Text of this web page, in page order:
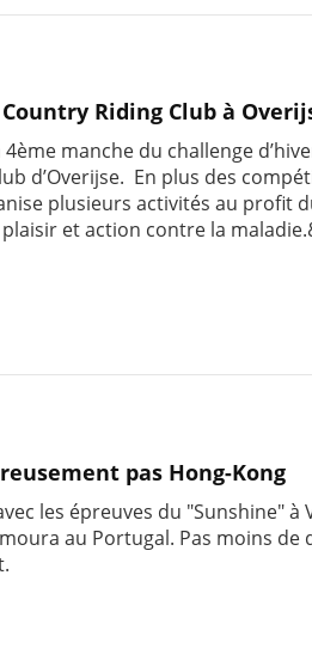
Riding Club à
manche du challenge
d’Overijse. En plus des
plusieurs activités au profit
et action contre la
pas Hong-Kong
les épreuves du "Sunshine" à
au Portugal. Pas moins de